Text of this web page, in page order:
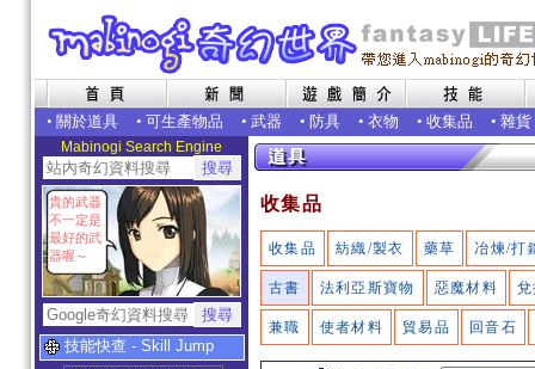
• 關於道具 • 可生產物品 • 武器 • 防具 • 衣物 • 收集品 • 雜貨
Mabinogi Search Engine
貴的武器
不一定是
最好的武
器喔～
技能快查 - Skill Jump
收集品
收集品 紡織/製衣 藥草 冶煉/打
古書 法利亞斯寶物 惡魔材料
兼職 使者材料 貿易品 回音石